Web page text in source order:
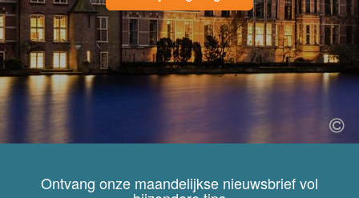
Ontvang onze maandelijkse nieuwsbrief vol